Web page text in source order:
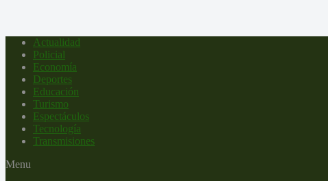
Actualidad
Policial
Economía
Deportes
Educación
Turismo
Espectáculos
Tecnología
Transmisiones
Menu